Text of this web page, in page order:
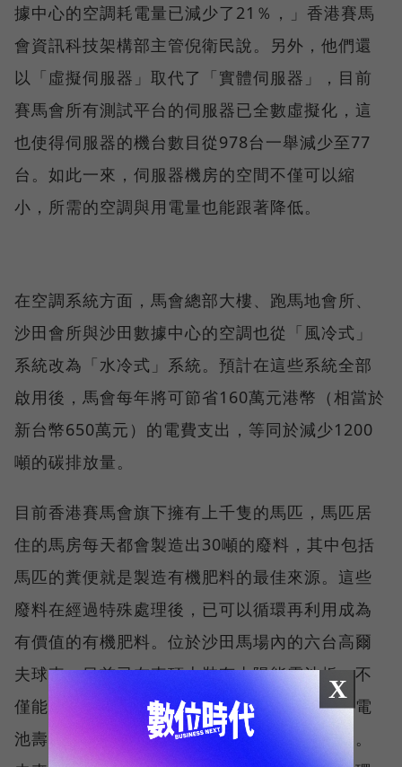
據中心的空調耗電量已減少了21％，」香港賽馬
會資訊科技架構部主管倪衛民說。另外，他們還
以「虛擬伺服器」取代了「實體伺服器」，目前
賽馬會所有測試平台的伺服器已全數虛擬化，這
也使得伺服器的機台數目從978台一舉減少至77
台。如此一來，伺服器機房的空間不僅可以縮
小，所需的空調與用電量也能跟著降低。
在空調系統方面，馬會總部大樓、跑馬地會所、
沙田會所與沙田數據中心的空調也從「風冷式」
系統改為「水冷式」系統。預計在這些系統全部
啟用後，馬會每年將可節省160萬元港幣（相當於
新台幣650萬元）的電費支出，等同於減少1200
噸的碳排放量。
目前香港賽馬會旗下擁有上千隻的馬匹，馬匹居
住的馬房每天都會製造出30噸的廢料，其中包括
馬匹的糞便就是製造有機肥料的最佳來源。這些
廢料在經過特殊處理後，已可以循環再利用成為
有價值的有機肥料。位於沙田馬場內的六台高爾
夫球車，目前已在車頂上裝有太陽能電池板，不
僅能達到零排廢的目標，這些太陽能電動車的電
池壽命還能較一般電動車電池延長一倍的壽命。
X